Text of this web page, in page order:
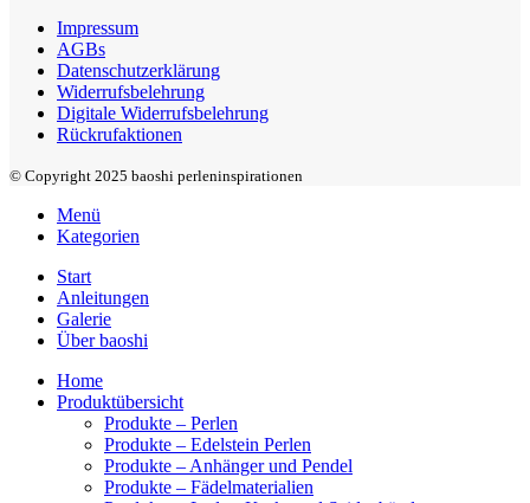
Impressum
AGBs
Datenschutzerklärung
Widerrufsbelehrung
Digitale Widerrufsbelehrung
Rückrufaktionen
© Copyright 2025 baoshi perleninspirationen
Menü
Kategorien
Start
Anleitungen
Galerie
Über baoshi
Home
Produktübersicht
Produkte – Perlen
Produkte – Edelstein Perlen
Produkte – Anhänger und Pendel
Produkte – Fädelmaterialien